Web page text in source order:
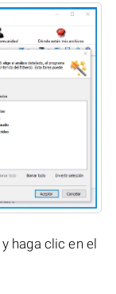
haga clic en el